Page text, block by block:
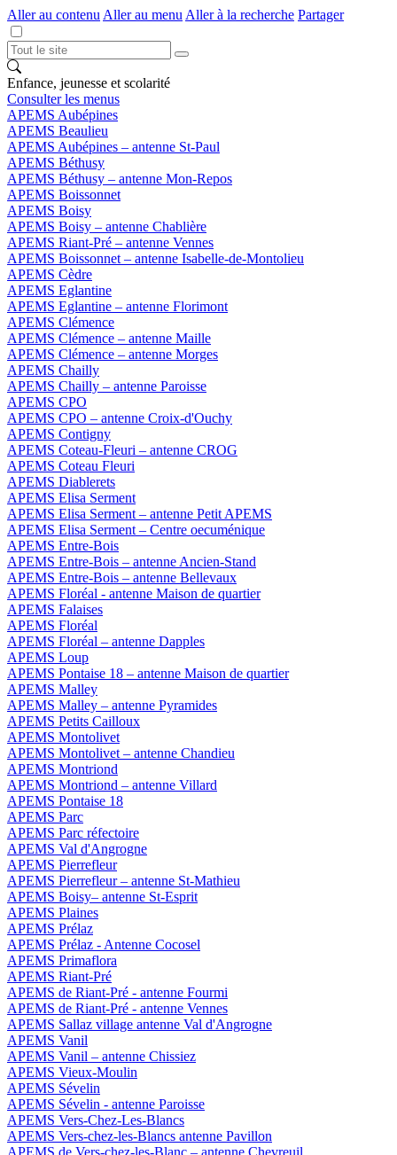
Aller au contenu Aller au menu Aller à la recherche Partager
Enfance, jeunesse et scolarité
Consulter les menus
APEMS Aubépines
APEMS Beaulieu
APEMS Aubépines – antenne St-Paul
APEMS Béthusy
APEMS Béthusy – antenne Mon-Repos
APEMS Boissonnet
APEMS Boisy
APEMS Boisy – antenne Chablière
APEMS Riant-Pré – antenne Vennes
APEMS Boissonnet – antenne Isabelle-de-Montolieu
APEMS Cèdre
APEMS Eglantine
APEMS Eglantine – antenne Florimont
APEMS Clémence
APEMS Clémence – antenne Maille
APEMS Clémence – antenne Morges
APEMS Chailly
APEMS Chailly – antenne Paroisse
APEMS CPO
APEMS CPO – antenne Croix-d'Ouchy
APEMS Contigny
APEMS Coteau-Fleuri – antenne CROG
APEMS Coteau Fleuri
APEMS Diablerets
APEMS Elisa Serment
APEMS Elisa Serment – antenne Petit APEMS
APEMS Elisa Serment – Centre oecuménique
APEMS Entre-Bois
APEMS Entre-Bois – antenne Ancien-Stand
APEMS Entre-Bois – antenne Bellevaux
APEMS Floréal - antenne Maison de quartier
APEMS Falaises
APEMS Floréal
APEMS Floréal – antenne Dapples
APEMS Loup
APEMS Pontaise 18 – antenne Maison de quartier
APEMS Malley
APEMS Malley – antenne Pyramides
APEMS Petits Cailloux
APEMS Montolivet
APEMS Montolivet – antenne Chandieu
APEMS Montriond
APEMS Montriond – antenne Villard
APEMS Pontaise 18
APEMS Parc
APEMS Parc réfectoire
APEMS Val d'Angrogne
APEMS Pierrefleur
APEMS Pierrefleur – antenne St-Mathieu
APEMS Boisy– antenne St-Esprit
APEMS Plaines
APEMS Prélaz
APEMS Prélaz - Antenne Cocosel
APEMS Primaflora
APEMS Riant-Pré
APEMS de Riant-Pré - antenne Fourmi
APEMS de Riant-Pré - antenne Vennes
APEMS Sallaz village antenne Val d'Angrogne
APEMS Vanil
APEMS Vanil – antenne Chissiez
APEMS Vieux-Moulin
APEMS Sévelin
APEMS Sévelin - antenne Paroisse
APEMS Vers-Chez-Les-Blancs
APEMS Vers-chez-les-Blancs antenne Pavillon
APEMS de Vers-chez-les-Blanc – antenne Chevreuil